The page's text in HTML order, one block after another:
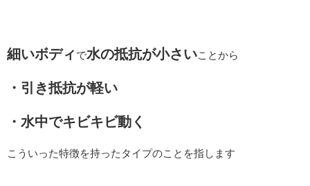
細いボディ で水の抵抗が小さいことから
・引き抵抗が軽い
・水中でキビキビ動く
こういった特徴を持ったタイプのことを指します